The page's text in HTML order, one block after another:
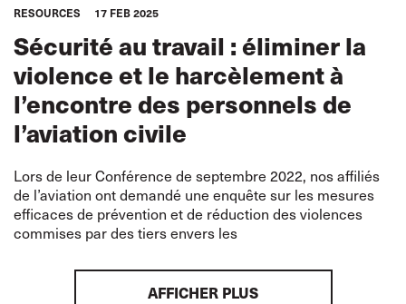
RESOURCES 17 FEB 2025
Sécurité au travail : éliminer la
violence et le harcèlement à
l’encontre des personnels de
l’aviation civile
Lors de leur Conférence de septembre 2022, nos affiliés
de l’aviation ont demandé une enquête sur les mesures
efficaces de prévention et de réduction des violences
commises par des tiers envers les
AFFICHER PLUS